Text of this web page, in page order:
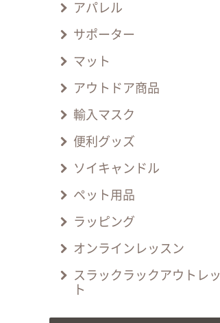
アパレル
サポーター
マット
アウトドア商品
輸入マスク
便利グッズ
ソイキャンドル
ペット用品
ラッピング
オンラインレッスン
スラックラックアウトレッ
ト